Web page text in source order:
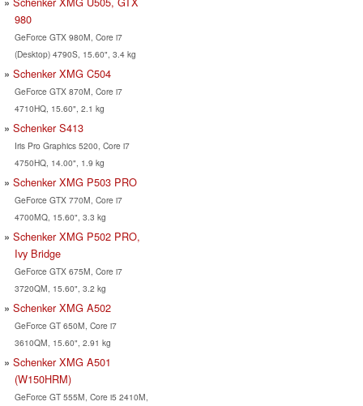
980
GeForce GTX 980M, Core i7
(Desktop) 4790S, 15.60", 3.4 kg
Schenker XMG C504
GeForce GTX 870M, Core i7
4710HQ, 15.60", 2.1 kg
Schenker S413
Iris Pro Graphics 5200, Core i7
4750HQ, 14.00", 1.9 kg
Schenker XMG P503 PRO
GeForce GTX 770M, Core i7
4700MQ, 15.60", 3.3 kg
Schenker XMG P502 PRO,
Ivy Bridge
GeForce GTX 675M, Core i7
3720QM, 15.60", 3.2 kg
Schenker XMG A502
GeForce GT 650M, Core i7
3610QM, 15.60", 2.91 kg
Schenker XMG A501
(W150HRM)
GeForce GT 555M, Core i5 2410M,